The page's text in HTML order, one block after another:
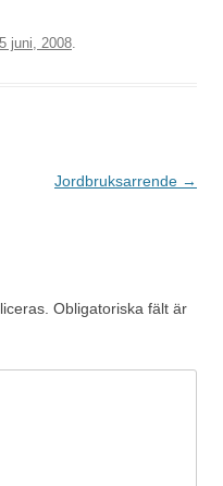
juni, 2008.
Jordbruksarrende →
Obligatoriska fält är